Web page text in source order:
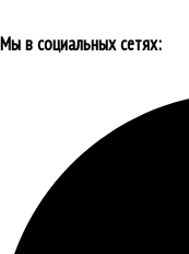
Мы в социальных сетях: